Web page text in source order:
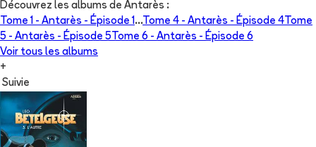
Découvrez les albums de Antarès :
Tome 1 - Antarès - Épisode 1...Tome 4 - Antarès - Épisode 4 Tome
5 - Antarès - Épisode 5 Tome 6 - Antarès - Épisode 6
Voir tous les albums
+
Suivie